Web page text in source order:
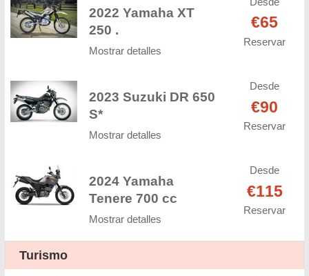
2022 Yamaha XT
250 .
Mostrar detalles
€65
Reservar
2023 Suzuki DR 650
S*
Mostrar detalles
Desde
€90
Reservar
2024 Yamaha
Tenere 700 cc
Mostrar detalles
Desde
€115
Reservar
Turismo